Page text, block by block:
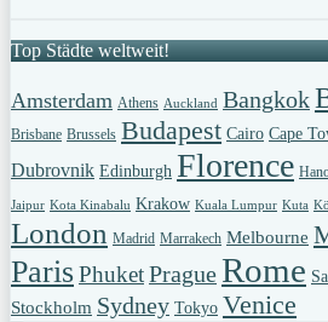
Top Städte weltweit!
Amsterdam Athens Auckland Bangkok
Brisbane Brussels Budapest Cairo Cape
Dubrovnik Edinburgh Florence
Jaipur Kota Kinabalu Krakow Kuala Lumpur Kuta
London Madrid Marrakech Melbourne
ParisPhuketPragueRome
Stockholm Sydney Tokyo Venice